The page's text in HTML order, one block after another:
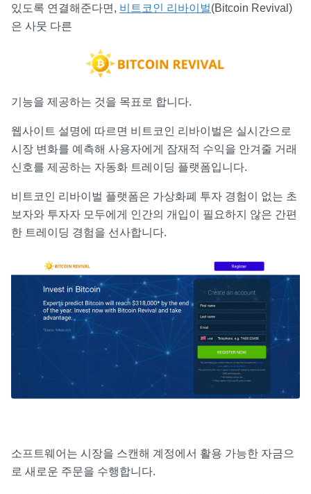
있도록 연결해준다면, 비트코인 리바이벌(Bitcoin Revival)
은 사뭇 다른
기능을 제공하는 것을 목표로 합니다.
웹사이트 설명에 따르면 비트코인 리바이벌은 실시간으로
시장 변화를 예측해 사용자에게 잠재적 수익을 안겨줄 거래
신호를 제공하는 자동화 트레이딩 플랫폼입니다.
비트코인 리바이벌 플랫폼은 가상화폐 투자 경험이 없는 초
보자와 투자자 모두에게 인간의 개입이 필요하지 않은 간편
한 트레이딩 경험을 선사합니다.
소프트웨어는 시장을 스캔해 계정에서 활용 가능한 자금으
로 새로운 주문을 수행합니다.